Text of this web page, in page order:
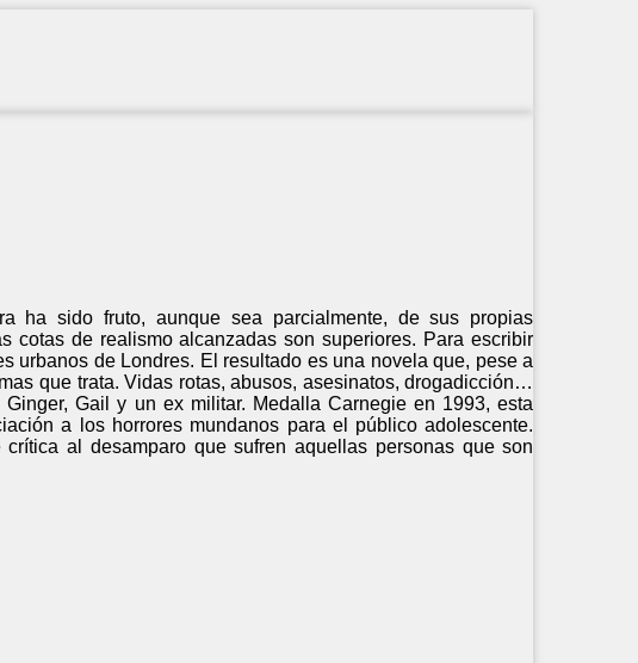
ha sido fruto, aunque sea parcialmente, de sus propias
cotas de realismo alcanzadas son superiores. Para escribir
urbanos de Londres. El resultado es una novela que, pese a
que trata. Vidas rotas, abusos, asesinatos, drogadicción…
Gail y un ex militar. Medalla Carnegie en 1993, esta
a los horrores mundanos para el público adolescente.
al desamparo que sufren aquellas personas que son